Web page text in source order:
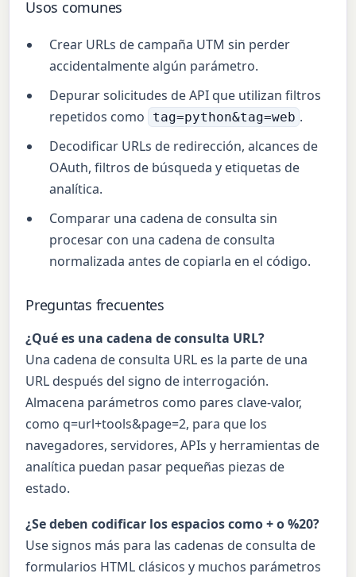
Usos comunes
Crear URLs de campaña UTM sin perder
accidentalmente algún parámetro.
Depurar solicitudes de API que utilizan filtros
repetidos como
tag=python&tag=web .
Decodificar URLs de redirección, alcances de
OAuth, filtros de búsqueda y etiquetas de
analítica.
Comparar una cadena de consulta sin
procesar con una cadena de consulta
normalizada antes de copiarla en el código.
Preguntas frecuentes
¿Qué es una cadena de consulta URL?
Una cadena de consulta URL es la parte de una
URL después del signo de interrogación.
Almacena parámetros como pares clave-valor,
como q=url+tools&page=2, para que los
navegadores, servidores, APIs y herramientas de
analítica puedan pasar pequeñas piezas de
estado.
¿Se deben codificar los espacios como + o %20?
Use signos más para las cadenas de consulta de
formularios HTML clásicos y muchos parámetros